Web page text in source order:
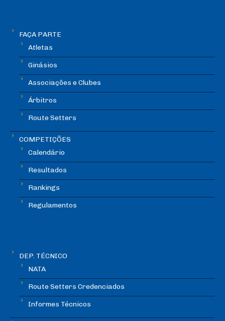
FAÇA PARTE
Atletas
Ginásios
Associações e Clubes
Árbitros
Route Setters
COMPETIÇÕES
Calendário
Resultados
Rankings
Regulamentos
DEP. TÉCNICO
NATA
Route Setters Credenciados
Informes Técnicos